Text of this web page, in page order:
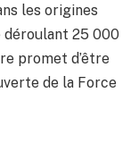
les origines
déroulant 25 000
promet d’être
de la Force